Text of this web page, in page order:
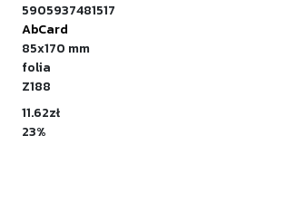
5905937481517
AbCard
85x170 mm
folia
Z188
11.62zł
23%